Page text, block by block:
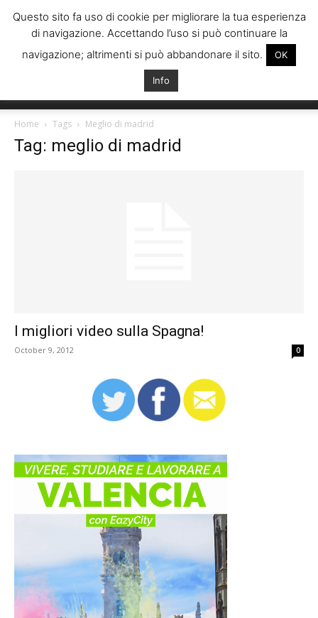
Italiani
Home Tags Meglio di madrid
Tag: meglio di madrid
I migliori video sulla Spagna!
October 9, 2012 0
Questo sito fa uso di cookie per migliorare la tua esperienza
di navigazione. Accettando l’uso si può continuare la
navigazione; altrimenti si può abbandonare il sito.
OK
Info